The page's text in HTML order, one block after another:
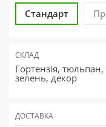
Стандарт
СКЛАД
Гортензія,
зелень, декор
ДОСТАВКА